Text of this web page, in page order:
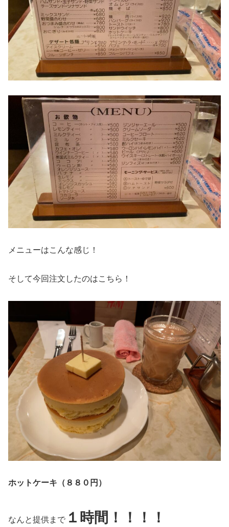
メニューはこんな感じ！
そして今回注文したのはこちら！
ホットケーキ（８８０円）
なんと提供まで １時間！！！！